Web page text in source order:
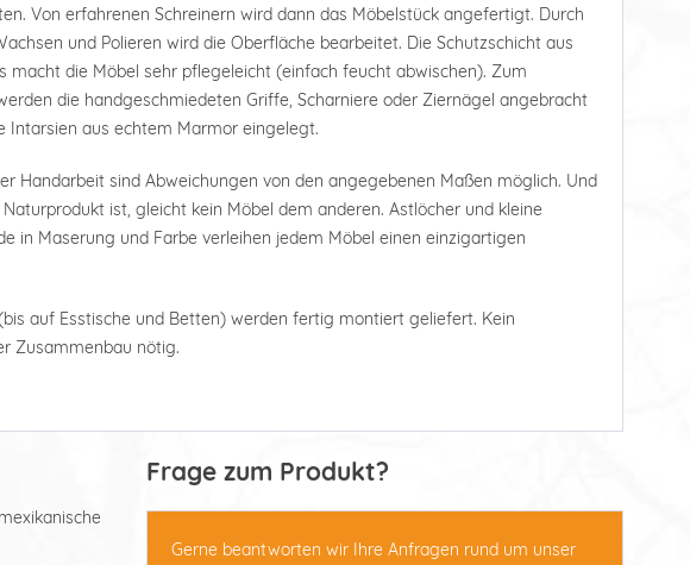
Von erfahrenen Schreinern wird dann das Möbelstück angefertigt. Durch
und Polieren wird die Oberfläche bearbeitet. Die Schutzschicht aus
macht die Möbel sehr pflegeleicht (einfach feucht abwischen). Zum
die handgeschmiedeten Griffe, Scharniere oder Ziernägel angebracht
Intarsien aus echtem Marmor eingelegt.
Handarbeit sind Abweichungen von den angegebenen Maßen möglich. Und
ist, gleicht kein Möbel dem anderen. Astlöcher und kleine
in Maserung und Farbe verleihen jedem Möbel einen einzigartigen
auf Esstische und Betten) werden fertig montiert geliefert. Kein
Zusammenbau nötig.
Frage zum Produkt?
Gerne beantworten wir Ihre Anfragen rund um unser